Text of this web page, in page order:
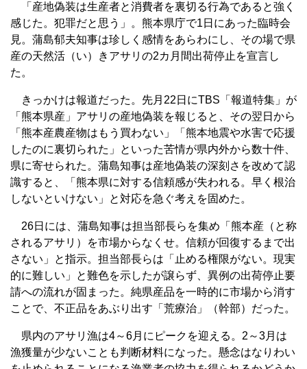
「産地偽装は生産者と消費者を裏切る行為であると強く
感じた。犯罪だと思う」。熊本県庁で1日にあった臨時会
見。蒲島郁夫知事は珍しく感情をあらわにし、その場で県
産の天然活（い）きアサリの2カ月間出荷停止を宣言し
た。
きっかけは報道だった。先月22日にTBS「報道特集」が
「熊本県産」アサリの産地偽装を報じると、その翌日から
「熊本産農産物はもう買わない」「熊本地震や水害で応援
したのに裏切られた」といった苦情が県内外から数十件、
県に寄せられた。蒲島知事は産地偽装の深刻さを改めて認
識すると、「熊本県に対する信頼感が失われる。早く根治
しないといけない」と対応を急ぐ考えを固めた。
26日には、蒲島知事は担当部長らを集め「熊本産（と称
されるアサリ）を市場からなくせ。信頼が回復するまで出
さない」と指示。担当部長らは「止める権限がない。現実
的に難しい」と難色を示したが譲らず、異例の出荷停止要
請への流れが固まった。純県産品を一時的に市場から消す
ことで、不正品をあぶり出す「荒療治」（幹部）だった。
県内のアサリ漁は4～6月にピークを迎える。2～3月は
漁獲量が少ないことも判断材料になった。懸念はなりわい